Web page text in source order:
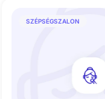
SZÉPSÉGSZALON